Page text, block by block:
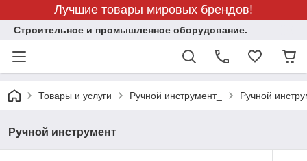
Лучшие товары мировых брендов!
Строительное и промышленное оборудование.
Товары и услуги Ручной инструмент_ Ручной
Ручной инструмент